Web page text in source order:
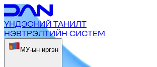
ҮНДЭСНИЙ ТАНИЛТ
НЭВТРЭЛТИЙН СИСТЕМ
МУ-ын иргэн